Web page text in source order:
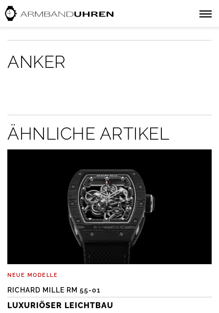
ANKER
ÄHNLICHE ARTIKEL
NEUE MODELLE
RICHARD MILLE RM 55-01
LUXURIÖSER LEICHTBAU